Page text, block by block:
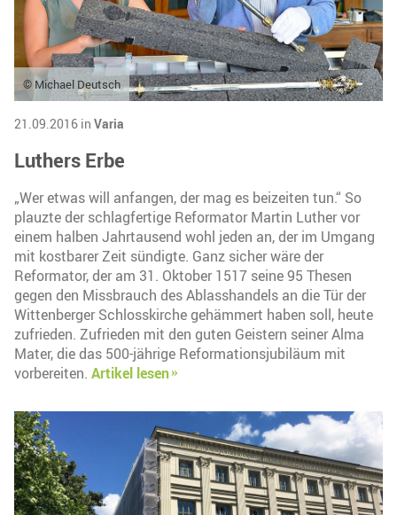
© Michael Deutsch
21.09.2016 in Varia
Luthers Erbe
„Wer etwas will anfangen, der mag es beizeiten tun.“ So
plauzte der schlagfertige Reformator Martin Luther vor
einem halben Jahrtausend wohl jeden an, der im Umgang
mit kostbarer Zeit sündigte. Ganz sicher wäre der
Reformator, der am 31. Oktober 1517 seine 95 Thesen
gegen den Missbrauch des Ablasshandels an die Tür der
Wittenberger Schlosskirche gehämmert haben soll, heute
zufrieden. Zufrieden mit den guten Geistern seiner Alma
Mater, die das 500-jährige Reformationsjubiläum mit
vorbereiten. Artikel lesen